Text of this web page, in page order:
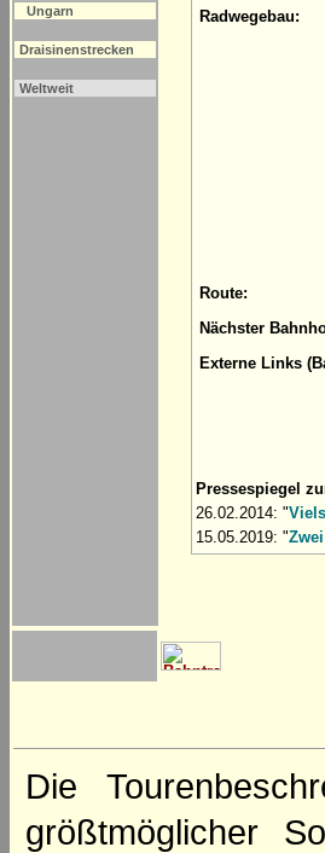
Ungarn
Draisinenstrecken
Weltweit
Radwegebau:
Route:
Nächster
Externe Links
Pressespiegel
26.02.2014: "
15.05.2019: "
Die
größtmöglicher